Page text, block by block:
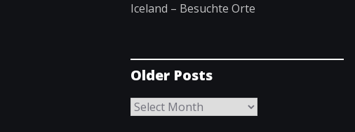
Iceland – Besuchte Orte
Older Posts
Older